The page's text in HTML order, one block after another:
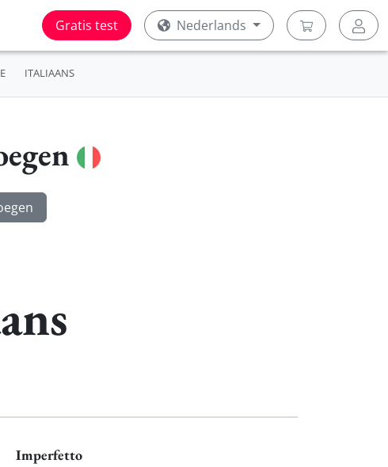
Gratis test Nederlands
ITALIAANS
Imperfetto